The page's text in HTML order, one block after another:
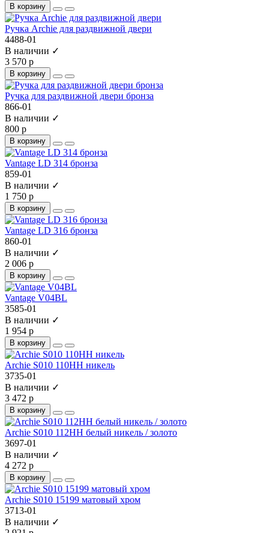
В корзину
Ручка Archie для раздвижной двери
4488-01
В наличии ✓
3 570 р
В корзину
Ручка для раздвижной двери бронза
866-01
В наличии ✓
800 р
В корзину
Vantage LD 314 бронза
859-01
В наличии ✓
1 750 р
В корзину
Vantage LD 316 бронза
860-01
В наличии ✓
2 006 р
В корзину
Vantage V04BL
3585-01
В наличии ✓
1 954 р
В корзину
Archie S010 110HH никель
3735-01
В наличии ✓
3 472 р
В корзину
Archie S010 112HH белый никель / золото
3697-01
В наличии ✓
4 272 р
В корзину
Archie S010 15199 матовый хром
3713-01
В наличии ✓